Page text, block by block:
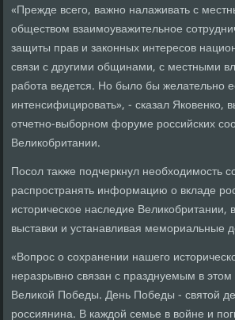
«Прежде всего, важно налаживать с
обществом взаимоуважительное
защиты прав и законных интересов
связи с другими общинами, с местными
работа ведется. Но было бы желательно
интенсифицировать», - сказал Яковенко,
отчетно-выборном форуме российских
Великобритании.
Посол также подчеркнул необходимость
распространять информацию о вкладе
историческое наследие Великобритании,
выставки и устанавливая мемориальные
«Вопрос о сохранении нашего
неразрывно связан с празднуемым в
Великой Победы. День Победы - святой
россиянина. В каждой семье в войне и